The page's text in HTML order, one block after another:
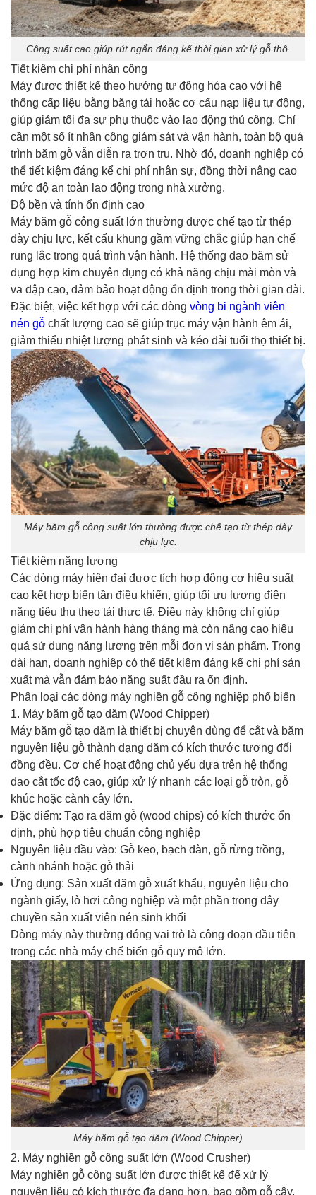
Công suất cao giúp rút ngắn đáng kể thời gian xử lý gỗ thô.
Tiết kiệm chi phí nhân công
Máy được thiết kế theo hướng tự động hóa cao với hệ
thống cấp liệu bằng băng tải hoặc cơ cấu nạp liệu tự động,
giúp giảm tối đa sự phụ thuộc vào lao động thủ công. Chỉ
cần một số ít nhân công giám sát và vận hành, toàn bộ quá
trình băm gỗ vẫn diễn ra trơn tru. Nhờ đó, doanh nghiệp có
thể tiết kiệm đáng kể chi phí nhân sự, đồng thời nâng cao
mức độ an toàn lao động trong nhà xưởng.
Độ bền và tính ổn định cao
Máy băm gỗ công suất lớn thường được chế tạo từ thép
dày chịu lực, kết cấu khung gầm vững chắc giúp hạn chế
rung lắc trong quá trình vận hành. Hệ thống dao băm sử
dụng hợp kim chuyên dụng có khả năng chịu mài mòn và
va đập cao, đảm bảo hoạt động ổn định trong thời gian dài.
Đặc biệt, việc kết hợp với các dòng vòng bi ngành viên
nén gỗ chất lượng cao sẽ giúp trục máy vận hành êm ái,
giảm thiểu nhiệt lượng phát sinh và kéo dài tuổi thọ thiết bị.
Máy băm gỗ công suất lớn thường được chế tạo từ thép dày
chịu lực.
Tiết kiệm năng lượng
Các dòng máy hiện đại được tích hợp động cơ hiệu suất
cao kết hợp biến tần điều khiển, giúp tối ưu lượng điện
năng tiêu thụ theo tải thực tế. Điều này không chỉ giúp
giảm chi phí vận hành hàng tháng mà còn nâng cao hiệu
quả sử dụng năng lượng trên mỗi đơn vị sản phẩm. Trong
dài hạn, doanh nghiệp có thể tiết kiệm đáng kể chi phí sản
xuất mà vẫn đảm bảo năng suất đầu ra ổn định.
Phân loại các dòng máy nghiền gỗ công nghiệp phổ biến
1. Máy băm gỗ tạo dăm (Wood Chipper)
Máy băm gỗ tạo dăm là thiết bị chuyên dùng để cắt và băm
nguyên liệu gỗ thành dạng dăm có kích thước tương đối
đồng đều. Cơ chế hoạt động chủ yếu dựa trên hệ thống
dao cắt tốc độ cao, giúp xử lý nhanh các loại gỗ tròn, gỗ
khúc hoặc cành cây lớn.
Đặc điểm: Tạo ra dăm gỗ (wood chips) có kích thước ổn
định, phù hợp tiêu chuẩn công nghiệp
Nguyên liệu đầu vào: Gỗ keo, bạch đàn, gỗ rừng trồng,
cành nhánh hoặc gỗ thải
Ứng dụng: Sản xuất dăm gỗ xuất khẩu, nguyên liệu cho
ngành giấy, lò hơi công nghiệp và một phần trong dây
chuyền sản xuất viên nén sinh khối
Dòng máy này thường đóng vai trò là công đoạn đầu tiên
trong các nhà máy chế biến gỗ quy mô lớn.
Máy băm gỗ tạo dăm (Wood Chipper)
2. Máy nghiền gỗ công suất lớn (Wood Crusher)
Máy nghiền gỗ công suất lớn được thiết kế để xử lý
nguyên liệu có kích thước đa dạng hơn, bao gồm gỗ cây,